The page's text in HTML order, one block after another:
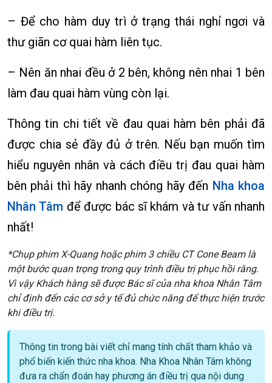
– Để cho hàm duy trì ở trạng thái nghỉ ngơi và
thư giãn cơ quai hàm liên tục.
– Nên ăn nhai đều ở 2 bên, không nên nhai 1 bên
làm đau quai hàm vùng còn lại.
Thông tin chi tiết về đau quai hàm bên phải đã
được chia sẻ đầy đủ ở trên. Nếu bạn muốn tìm
hiểu nguyên nhân và cách điều trị đau quai hàm
bên phải thì hãy nhanh chóng hãy đến Nha khoa
Nhân Tâm để được bác sĩ khám và tư vấn nhanh
nhất!
*Chụp phim X-Quang hoặc phim 3 chiều CT Cone Beam là
một bước quan trọng trong quy trình điều trị phục hồi răng.
Vì vậy Khách hàng sẽ được Bác sĩ của nha khoa Nhân Tâm
chỉ định đến các cơ sở y tế đủ chức năng để thực hiện trước
khi điều trị.
Thông tin trong bài viết chỉ mang tính chất tham khảo và
phổ biến kiến thức nha khoa. Nha Khoa Nhân Tâm không
đưa ra chẩn đoán hay phương án điều trị qua nội dung